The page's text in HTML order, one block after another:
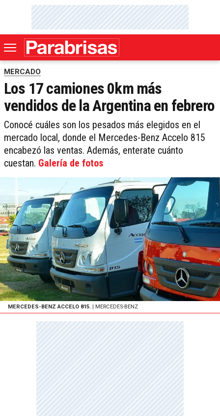
MERCADO
Los 17 camiones 0km más
vendidos de la Argentina en febrero
Conocé cuáles son los pesados más elegidos en el
mercado local, donde el Mercedes-Benz Accelo 815
encabezó las ventas. Además, enterate cuánto
cuestan. Galería de fotos
MERCEDES-BENZ ACCELO 815. | MERCEDES-BENZ